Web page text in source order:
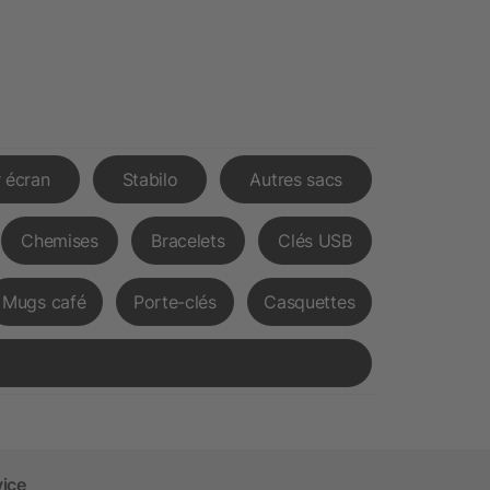
Stabilo Autres sacs
Chemises Bracelets Clés USB
Mugs café Porte-clés Casquettes